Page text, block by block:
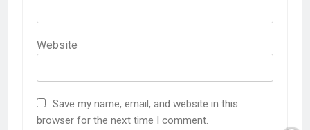
Website
Save my name, email, and website in this
browser for the next time I comment.